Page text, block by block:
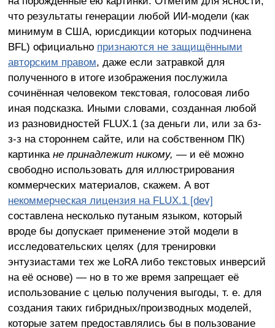
что результаты генерации любой ИИ-модели (как
минимум в США, юрисдикции которых подчинена
BFL) официально признаются не защищёнными
авторским правом, даже если затравкой для
полученного в итоге изображения послужила
сочинённая человеком текстовая, голосовая либо
иная подсказка. Иными словами, созданная любой
из разновидностей FLUX.1 (за деньги ли, или за бз-
з-з на стороннем сайте, или на собственном ПК)
картинка не принадлежит никому, — и её можно
свободно использовать для иллюстрирования
коммерческих материалов, скажем. А вот
некоммерческая лицензия на FLUX.1 [dev]
составлена несколько путаным языком, который
вроде бы допускает применение этой модели в
исследовательских целях (для тренировки
энтузиастами тех же LoRA либо текстовых инверсий
на её основе) — но в то же время запрещает её
использование с целью получения выгоды, т. е. для
создания таких гибридных/производных моделей,
которые затем предоставлялись бы в пользование